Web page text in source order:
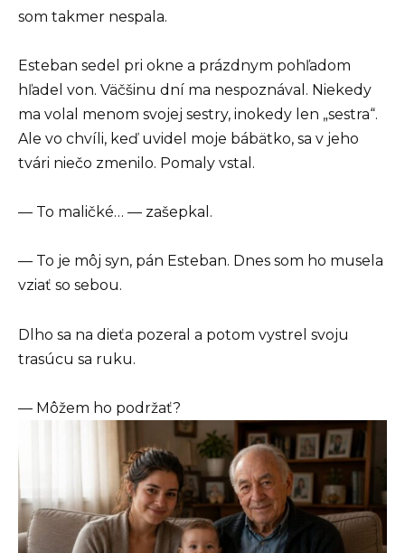
som takmer nespala.
Esteban sedel pri okne a prázdnym pohľadom
hľadel von. Väčšinu dní ma nespoznával. Niekedy
ma volal menom svojej sestry, inokedy len „sestra“.
Ale vo chvíli, keď uvidel moje bábätko, sa v jeho
tvári niečo zmenilo. Pomaly vstal.
— To maličké… — zašepkal.
— To je môj syn, pán Esteban. Dnes som ho musela
vziať so sebou.
Dlho sa na dieťa pozeral a potom vystrel svoju
trasúcu sa ruku.
— Môžem ho podržať?